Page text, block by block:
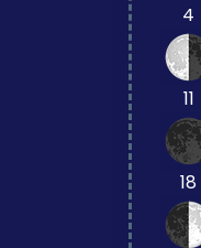
4
11
18